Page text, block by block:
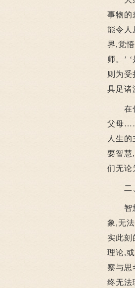
事物的
能令人
界,觉悟
师。’
则为
具足诸
在仁
父母
人生
要智慧
们无论
二、
智慧,
象,无
实此刻
理论,
察与思
终无法